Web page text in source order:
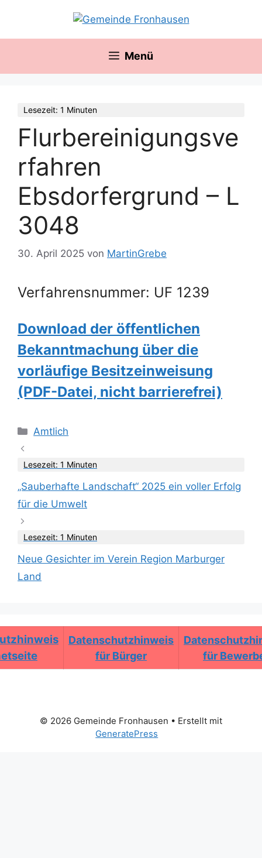
springen
Menü
Lesezeit: 1 Minuten
Flurbereinigungsve
rfahren
Ebsdorfergrund – L
3048
30. April 2025 von MartinGrebe
Verfahrensnummer: UF 1239
Download der öffentlichen
Bekanntmachung über die
vorläufige Besitzeinweisung
(PDF-Datei, nicht barrierefrei)
Kategorien
Amtlich
Lesezeit: 1 Minuten
„Sauberhafte Landschaft“ 2025 ein voller Erfolg
für die Umwelt
Lesezeit: 1 Minuten
Neue Gesichter im Verein Region Marburger
Land
Datenschutzhinweis
für Bürger
für
© 2026 Gemeinde Fronhausen • Erstellt mit
GeneratePress